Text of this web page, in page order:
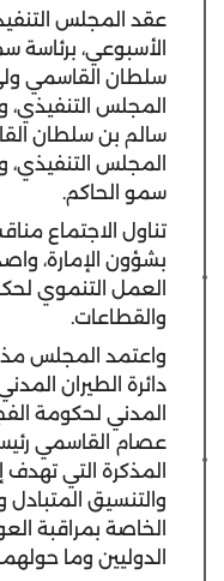
عقد المجلس
الأسبوعي،
سلطان القاسمي
المجلس
سالم بن سلطان
المجلس التنفيذي،
سمو الحاكم.
تناول الاجتماع
بشؤون الإمارة،
العمل التنموي
والقطاعات.
واعتمد المجلس
دائرة الطيران
المدني لحكومة
عصام القاسمي رئيس
المذكرة التي تهدف
والتنسيق المتبادل
الخاصة بمراقبة
الدوليين وما